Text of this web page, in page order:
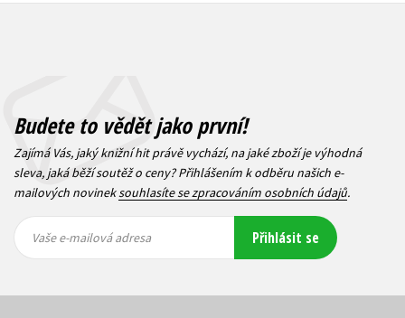
Budete to vědět jako první!
Zajímá Vás, jaký knižní hit právě vychází, na jaké zboží je výhodná
sleva, jaká běží soutěž o ceny? Přihlášením k odběru našich e-
mailových novineksouhlasíte se zpracováním osobních údajů.
mailová
mailová
Vaše e-mailová adresa Přihlásit se